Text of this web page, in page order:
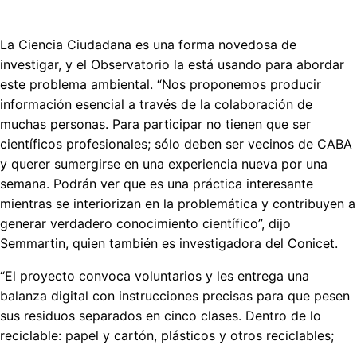
La Ciencia Ciudadana es una forma novedosa de
investigar, y el Observatorio la está usando para abordar
este problema ambiental. “Nos proponemos producir
información esencial a través de la colaboración de
muchas personas. Para participar no tienen que ser
científicos profesionales; sólo deben ser vecinos de CABA
y querer sumergirse en una experiencia nueva por una
semana. Podrán ver que es una práctica interesante
mientras se interiorizan en la problemática y contribuyen a
generar verdadero conocimiento científico”, dijo
Semmartin, quien también es investigadora del Conicet.
“El proyecto convoca voluntarios y les entrega una
balanza digital con instrucciones precisas para que pesen
sus residuos separados en cinco clases. Dentro de lo
reciclable: papel y cartón, plásticos y otros reciclables;